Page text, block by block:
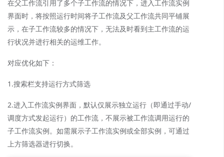
在父工作流引用了多个子工作流的情况下，进入工作流实例
界面时，将按照运行时间将子工作流及父工作流共同平铺展
示，在子工作流较多的情况下，无法及时看到主工作流的运
行状况并进行相关的运维工作。
对应优化如下：
1.搜索栏支持运行方式筛选
2.进入工作流实例界面，默认仅展示独立运行（即通过手动/
调度方式发起运行）的工作流，不展示被工作流调用运行的
子工作流实例。如需展示子工作流实例或全部实例，可通过
上方筛选器进行切换。